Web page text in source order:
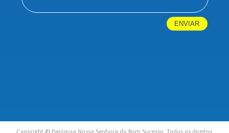
Copyright © Paróquia Nossa Senhora do Bom Sucesso. Todos os direitos